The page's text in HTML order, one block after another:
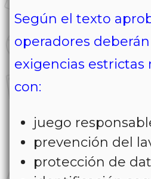
Según el texto
operadores
exigencias estrictas
con:
juego
prevención del
protección de